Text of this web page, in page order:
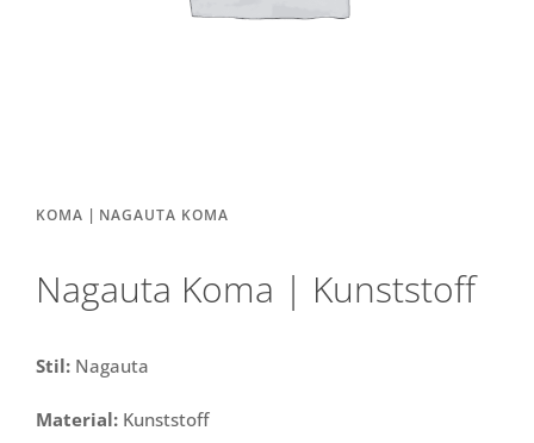
KOMA | NAGAUTA KOMA
Nagauta Koma | Kunststoff
Stil: Nagauta
Material: Kunststoff